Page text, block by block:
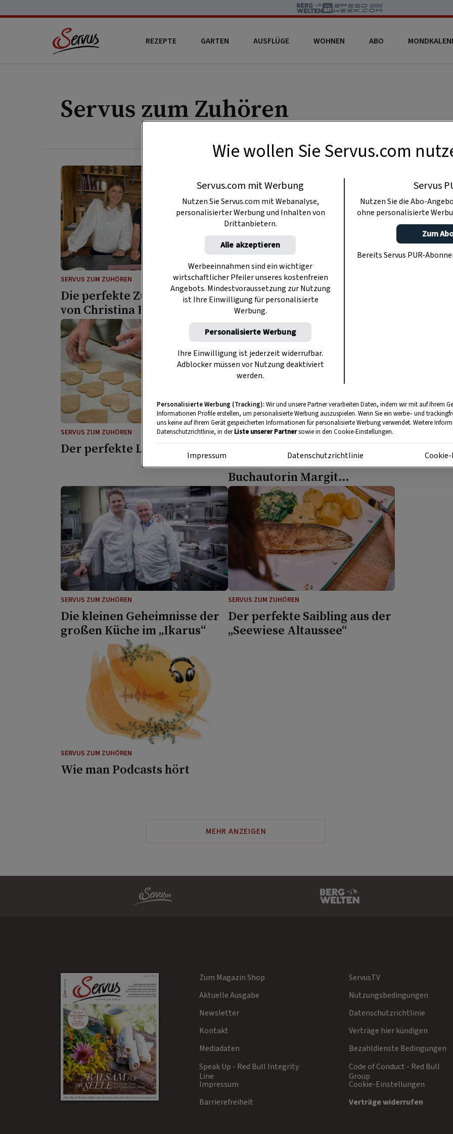
REZEPTE GARTEN AUSFLÜGE WOHNEN ABO
Servus zum Zuhören
SERVUS ZUM ZUHÖREN
Die perfekte Zupfbrotblume
von Christina Bauer
SERVUS ZUM ZUHÖREN
10 falschen Hundeweisheiten
auf der Spur
SERVUS ZUM ZUHÖREN
Der perfekte Lebkuchen
SERVUS ZUM ZUHÖREN
Auf Vorrat: Richtig gut
fermentieren mit
Buchautorin Margit
Brauneder
SERVUS ZUM ZUHÖREN
Die kleinen Geheimnisse der
großen Küche im „Ikarus“
SERVUS ZUM ZUHÖREN
Der perfekte Saibling aus der
„Seewiese Altaussee“
SERVUS ZUM ZUHÖREN
Wie man Podcasts hört
MEHR ANZEIGEN
Zum Magazin Shop
Aktuelle Ausgabe
Newsletter
Kontakt
Mediadaten
Speak Up - Red Bull Integrity
Line
Impressum
Barrierefreiheit
ServusTV
Nutzungsbedingungen
Datenschutzrichtlinie
Verträge hier kündigen
Bezahldienste Bedingungen
Code of Conduct - Red Bull
Group
Cookie-Einstellungen
Verträge widerrufen
Wie wollen Sie Servus.com
Servus.com mit Werbung
Nutzen Sie Servus.com mit Webanalyse,
personalisierter Werbung und Inhalten von
Drittanbietern.
Alle akzeptieren
Werbeeinnahmen sind ein wichtiger
wirtschaftlicher Pfeiler unseres kostenfreien
Angebots. Mindestvoraussetzung zur Nutzung
ist Ihre Einwilligung für personalisierte
Werbung.
Personalisierte Werbung
Ihre Einwilligung ist jederzeit widerrufbar.
Adblocker müssen vor Nutzung deaktiviert
werden.
Servus
Nutzen Sie die Abo-
ohne personalisierte
Zum
Bereits Servus PUR-
Personalisierte Werbung (Tracking):Wir und unsere Partner verarbeiten Daten, indem wir mit auf Ihrem
Informationen Profile erstellen, um personalisierte Werbung auszuspielen. Wenn Sie ein werbe– und
uns keine auf Ihrem Gerät gespeicherten Informationen für personalisierte Werbung verwendet. Weitere
Datenschutzrichtlinie, in derListe unserer Partnersowie in den Cookie-Einstellungen.
Impressum Datenschutzrichtlinie